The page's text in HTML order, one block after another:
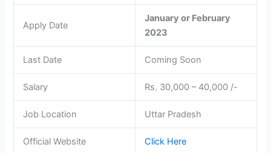
Apply Date
January or February
2023
Last Date Coming Soon
Salary Rs. 30,000 – 40,000 /-
Job Location Uttar Pradesh
Official Website Click Here